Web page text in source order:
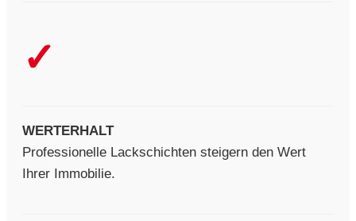
✓
WERTERHALT
Professionelle Lackschichten steigern den Wert
Ihrer Immobilie.